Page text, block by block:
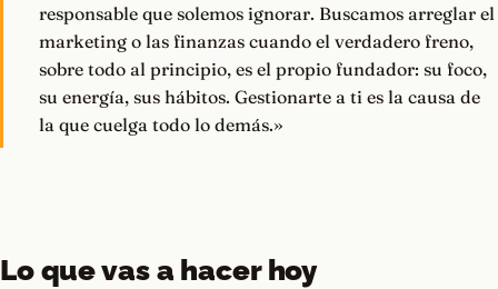
responsable que solemos ignorar. Buscamos arreglar el
marketing o las finanzas cuando el verdadero freno,
sobre todo al principio, es el propio fundador: su foco,
su energía, sus hábitos. Gestionarte a ti es la causa de
la que cuelga todo lo demás.»
Lo que vas a hacer hoy